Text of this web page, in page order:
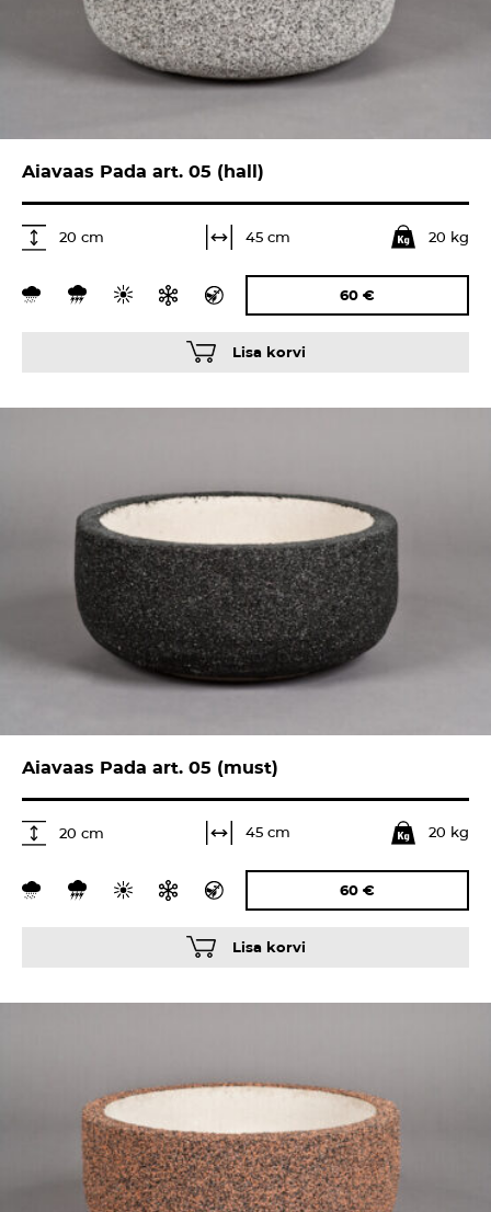
Aiavaas Pada art. 05 (hall)
20 cm 45 cm 20 kg
60 €
Lisa korvi
Aiavaas Pada art. 05 (must)
20 cm 45 cm 20 kg
60 €
Lisa korvi